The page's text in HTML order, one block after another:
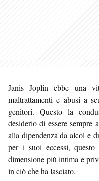
Janis Joplin ebbe una
maltrattamenti e abusi a
genitori. Questo la
desiderio di essere sempre
alla dipendenza da alcol e
per i suoi eccessi, questo
dimensione più intima e
in ciò che ha lasciato.